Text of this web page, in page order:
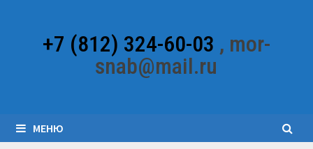
содержимому+7 (812) 324-60-03 , mor-
snab@mail.ru
МЕНЮ